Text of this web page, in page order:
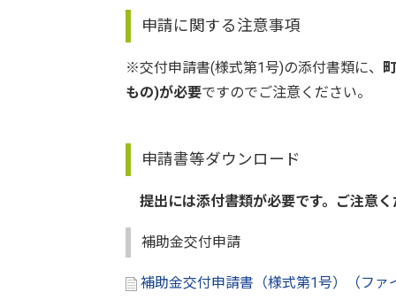
申請に関する注意事項
※交付申請書(様式第1号)の添付書類に、
もの)が必要ですのでご注意ください。
申請書等ダウンロード
提出には添付書類が必要です。ご注意く
補助金交付申請
補助金交付申請書（様式第1号）（フ